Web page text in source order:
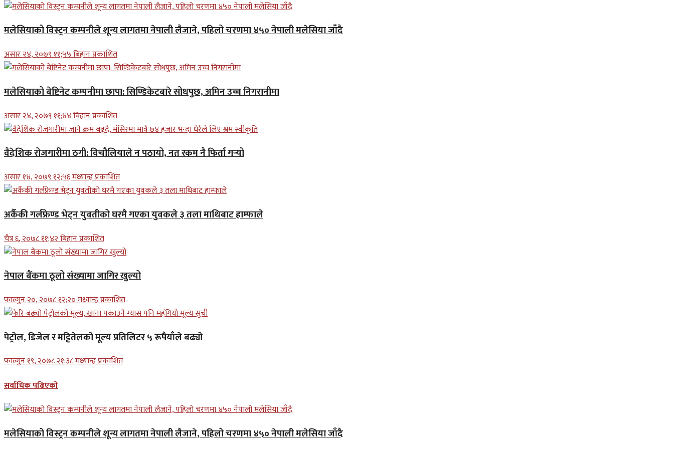
मलेसियाको विस्ट्रन कम्पनीले शून्य लागतमा नेपाली लैजाने, पहिलो चरणमा ४५० नेपाली मलेसिया जाँदै
असार २४, २०७९ ११;५५ बिहान प्रकाशित
मलेसियाको बेष्टिनेट कम्पनीमा छापा: सिण्डिकेटबारे सोधपुछ, अमिन उच्च निगरानीमा
असार २४, २०७९ ११;४४ बिहान प्रकाशित
वैदेशिक रोजगारीमा ठगी: विचौलियाले न पठायो, नत रकम नै फिर्ता गर्‍यो
असार १४, २०७९ १२;५६ मध्यान्ह प्रकाशित
अर्कैकी गर्लफ्रेण्ड भेट्न युवतीको घरमै गएका युवकले ३ तला माथिबाट हाम्फाले
चैत्र ६, २०७८ ११;४२ बिहान प्रकाशित
नेपाल बैंकमा ठूलो संख्यामा जागिर खुल्यो
फाल्गुन २०, २०७८ १२;२० मध्यान्ह प्रकाशित
पेट्रोल, डिजेल र मट्टितेलको मूल्य प्रतिलिटर ५ रूपैयाँले बढ्यो
फाल्गुन १९, २०७८ २१;३८ मध्यान्ह प्रकाशित
सर्वाधिक पढिएको
मलेसियाको विस्ट्रन कम्पनीले शून्य लागतमा नेपाली लैजाने, पहिलो चरणमा ४५० नेपाली मलेसिया जाँदै